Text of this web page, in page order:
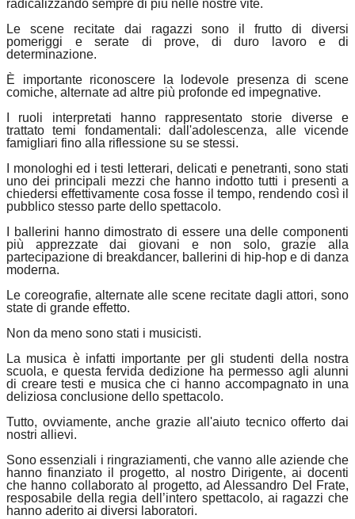
radicalizzando sempre di più nelle nostre vite.
Le scene recitate dai ragazzi sono il frutto di diversi
pomeriggi e serate di prove, di duro lavoro e di
determinazione.
È importante riconoscere la lodevole presenza di scene
comiche, alternate ad altre più profonde ed impegnative.
I ruoli interpretati hanno rappresentato storie diverse e
trattato temi fondamentali: dall'adolescenza, alle vicende
famigliari fino alla riflessione su se stessi.
I monologhi ed i testi letterari, delicati e penetranti, sono stati
uno dei principali mezzi che hanno indotto tutti i presenti a
chiedersi effettivamente cosa fosse il tempo, rendendo così il
pubblico stesso parte dello spettacolo.
I ballerini hanno dimostrato di essere una delle componenti
più apprezzate dai giovani e non solo, grazie alla
partecipazione di breakdancer, ballerini di hip-hop e di danza
moderna.
Le coreografie, alternate alle scene recitate dagli attori, sono
state di grande effetto.
Non da meno sono stati i musicisti.
La musica è infatti importante per gli studenti della nostra
scuola, e questa fervida dedizione ha permesso agli alunni
di creare testi e musica che ci hanno accompagnato in una
deliziosa conclusione dello spettacolo.
Tutto, ovviamente, anche grazie all'aiuto tecnico offerto dai
nostri allievi.
Sono essenziali i ringraziamenti, che vanno alle aziende che
hanno finanziato il progetto, al nostro Dirigente, ai docenti
che hanno collaborato al progetto, ad Alessandro Del Frate,
resposabile della regia dell’intero spettacolo, ai ragazzi che
hanno aderito ai diversi laboratori.